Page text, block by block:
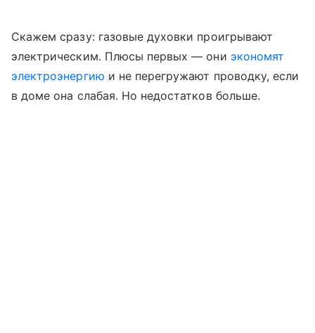
Скажем сразу: газовые духовки проигрывают
электрическим. Плюсы первых — они экономят
электроэнергию и не перегружают проводку, если
в доме она слабая. Но недостатков больше.